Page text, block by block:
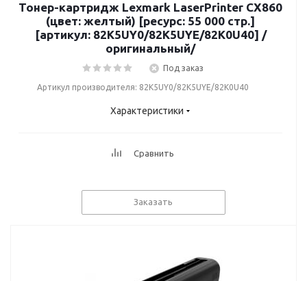
Тонер-картридж Lexmark LaserPrinter CX860
(цвет: желтый) [ресурс: 55 000 стр.]
[артикул: 82K5UY0/82K5UYE/82K0U40] /
оригинальный/
Под заказ
Артикул производителя: 82K5UY0/82K5UYE/82K0U40
Характеристики
Сравнить
Заказать